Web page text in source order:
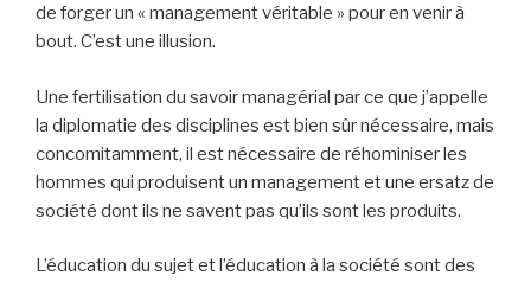
de forger un « management véritable » pour en venir à
bout. C’est une illusion.
Une fertilisation du savoir managérial par ce que j’appelle
la diplomatie des disciplines est bien sûr nécessaire, mais
concomitamment, il est nécessaire de réhominiser les
hommes qui produisent un management et une ersatz de
société dont ils ne savent pas qu’ils sont les produits.
L’éducation du sujet et l’éducation à la société sont des